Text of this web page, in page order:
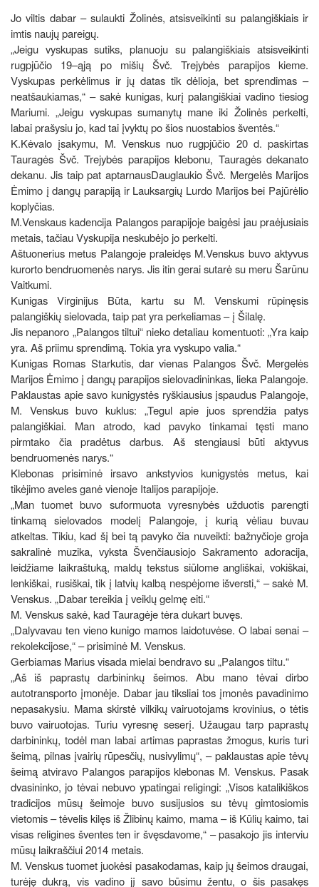
Jo viltis dabar – sulaukti Žolinės, atsisveikinti su palangiškiais ir
imtis naujų pareigų.
„Jeigu vyskupas sutiks, planuoju su palangiškiais atsisveikinti
rugpjūčio 19–ąją po mišių Švč. Trejybės parapijos kieme.
Vyskupas perkėlimus ir jų datas tik dėlioja, bet sprendimas –
neatšaukiamas,“ – sakė kunigas, kurį palangiškiai vadino tiesiog
Mariumi. „Jeigu vyskupas sumanytų mane iki Žolinės perkelti,
labai prašysiu jo, kad tai įvyktų po šios nuostabios šventės.“
K.Kėvalo įsakymu, M. Venskus nuo rugpjūčio 20 d. paskirtas
Tauragės Švč. Trejybės parapijos klebonu, Tauragės dekanato
dekanu. Jis taip pat aptarnausDauglaukio Švč. Mergelės Marijos
Ėmimo į dangų parapiją ir Lauksargių Lurdo Marijos bei Pajūrėlio
koplyčias.
M.Venskaus kadencija Palangos parapijoje baigėsi jau praėjusiais
metais, tačiau Vyskupija neskubėjo jo perkelti.
Aštuonerius metus Palangoje praleidęs M.Venskus buvo aktyvus
kurorto bendruomenės narys. Jis itin gerai sutarė su meru Šarūnu
Vaitkumi.
Kunigas Virginijus Būta, kartu su M. Venskumi rūpinęsis
palangiškių sielovada, taip pat yra perkeliamas – į Šilalę.
Jis nepanoro „Palangos tiltui“ nieko detaliau komentuoti: „Yra kaip
yra. Aš priimu sprendimą. Tokia yra vyskupo valia.“
Kunigas Romas Starkutis, dar vienas Palangos Švč. Mergelės
Marijos Ėmimo į dangų parapijos sielovadininkas, lieka Palangoje.
Paklaustas apie savo kunigystės ryškiausius įspaudus Palangoje,
M. Venskus buvo kuklus: „Tegul apie juos sprendžia patys
palangiškiai. Man atrodo, kad pavyko tinkamai tęsti mano
pirmtako čia pradėtus darbus. Aš stengiausi būti aktyvus
bendruomenės narys.“
Klebonas prisiminė irsavo ankstyvios kunigystės metus, kai
tikėjimo aveles ganė vienoje Italijos parapijoje.
„Man tuomet buvo suformuota vyresnybės užduotis parengti
tinkamą sielovados modelį Palangoje, į kurią vėliau buvau
atkeltas. Tikiu, kad šį bei tą pavyko čia nuveikti: bažnyčioje groja
sakralinė muzika, vyksta Švenčiausiojo Sakramento adoracija,
leidžiame laikraštuką, maldų tekstus siūlome angliškai, vokiškai,
lenkiškai, rusiškai, tik į latvių kalbą nespėjome išversti,“ – sakė M.
Venskus. „Dabar tereikia į veiklų gelmę eiti.“
M. Venskus sakė, kad Tauragėje tėra dukart buvęs.
„Dalyvavau ten vieno kunigo mamos laidotuvėse. O labai senai –
rekolekcijose,“ – prisiminė M. Venskus.
Gerbiamas Marius visada mielai bendravo su „Palangos tiltu.“
„Aš iš paprastų darbininkų šeimos. Abu mano tėvai dirbo
autotransporto įmonėje. Dabar jau tiksliai tos įmonės pavadinimo
nepasakysiu. Mama skirstė vilkikų vairuotojams krovinius, o tėtis
buvo vairuotojas. Turiu vyresnę seserį. Užaugau tarp paprastų
darbininkų, todėl man labai artimas paprastas žmogus, kuris turi
šeimą, pilnas įvairių rūpesčių, nusivylimų“, – paklaustas apie tėvų
šeimą atviravo Palangos parapijos klebonas M. Venskus. Pasak
dvasininko, jo tėvai nebuvo ypatingai religingi: „Visos katalikiškos
tradicijos mūsų šeimoje buvo susijusios su tėvų gimtosiomis
vietomis – tėvelis kilęs iš Žlibinų kaimo, mama – iš Kūlių kaimo, tai
visas religines šventes ten ir švęsdavome,“ – pasakojo jis interviu
mūsų laikraščiui 2014 metais.
M. Venskus tuomet juokėsi pasakodamas, kaip jų šeimos draugai,
turėję dukrą, vis vadino jį savo būsimu žentu, o šis pasakęs